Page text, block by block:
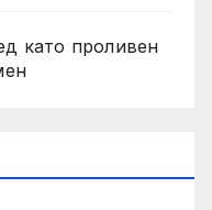
като проливен